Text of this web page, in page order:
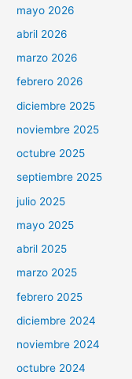
mayo 2026
abril 2026
marzo 2026
febrero 2026
diciembre 2025
noviembre 2025
octubre 2025
septiembre 2025
julio 2025
mayo 2025
abril 2025
marzo 2025
febrero 2025
diciembre 2024
noviembre 2024
octubre 2024